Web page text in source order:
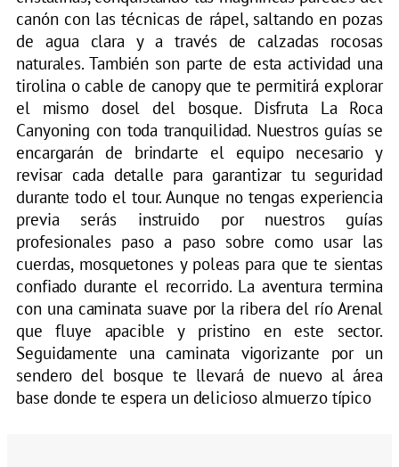
canón con las técnicas de rápel, saltando en pozas
de agua clara y a través de calzadas rocosas
naturales. También son parte de esta actividad una
tirolina o cable de canopy que te permitirá explorar
el mismo dosel del bosque. Disfruta La Roca
Canyoning con toda tranquilidad. Nuestros guías se
encargarán de brindarte el equipo necesario y
revisar cada detalle para garantizar tu seguridad
durante todo el tour. Aunque no tengas experiencia
previa serás instruido por nuestros guías
profesionales paso a paso sobre como usar las
cuerdas, mosquetones y poleas para que te sientas
confiado durante el recorrido. La aventura termina
con una caminata suave por la ribera del río Arenal
que fluye apacible y pristino en este sector.
Seguidamente una caminata vigorizante por un
sendero del bosque te llevará de nuevo al área
base donde te espera un delicioso almuerzo típico